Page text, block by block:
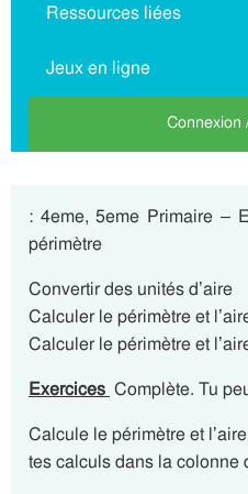
Ressources liées
Jeux en ligne
Connexion
: 4eme, 5eme Primaire –
périmètre
Convertir des unités d’aire
Calculer le périmètre et
Calculer le périmètre et
Exercices Complète. Tu
Calcule le périmètre et
tes calculs dans la colonne